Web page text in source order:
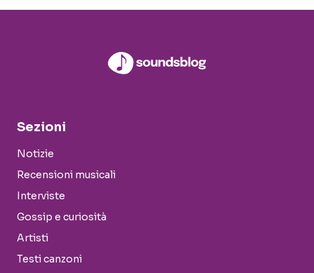
Sezioni
Notizie
Recensioni musicali
Interviste
Gossip e curiosità
Artisti
Testi canzoni